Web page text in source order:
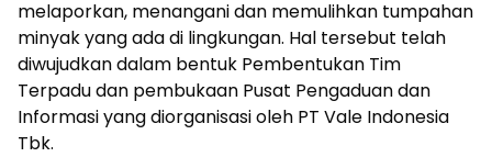
melaporkan, menangani dan memulihkan tumpahan
minyak yang ada di lingkungan. Hal tersebut telah
diwujudkan dalam bentuk Pembentukan Tim
Terpadu dan pembukaan Pusat Pengaduan dan
Informasi yang diorganisasi oleh PT Vale Indonesia
Tbk.